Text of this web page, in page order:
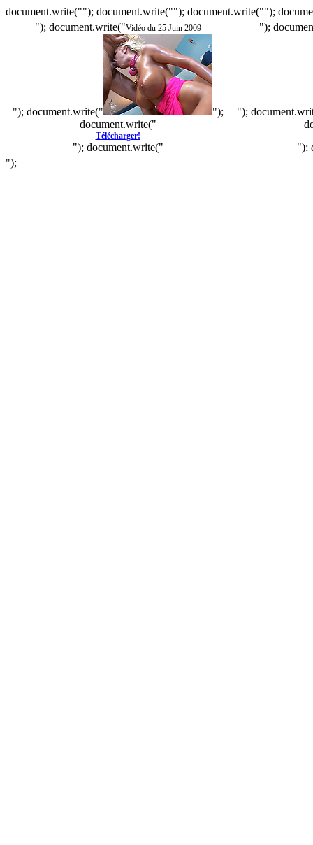
document.write(""); document.write(""); document.write("");
"); document.write("Vidéo du 25 Juin 2009
"); document.write("
");
document.write("
Télécharger!
"); document.write("
");
");
");
");